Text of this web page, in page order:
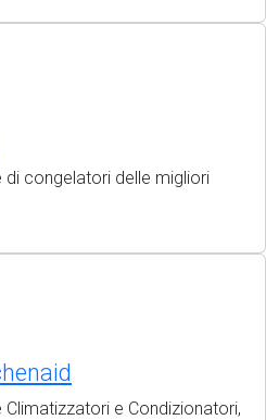
di congelatori delle migliori
e Condizionatori,